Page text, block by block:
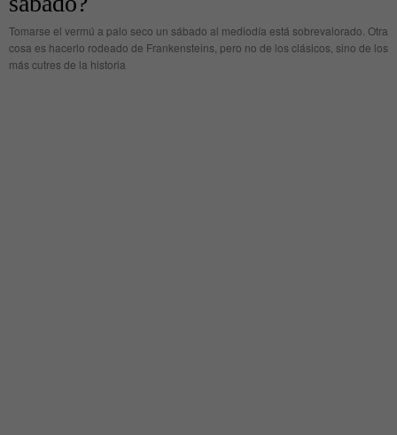
Tomarse el vermú a palo seco un sábado al mediodía está sobrevalorado. Otra
cosa es hacerlo rodeado de Frankensteins, pero no de los clásicos, sino de los
más cutres de la historia